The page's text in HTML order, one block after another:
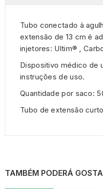
Tubo conectado à
extensão de 13 cm é
injetores: Ultim® ,
Dispositivo médico de
instruções de uso.
Quantidade por saco:
Tubo de extensão
TAMBÉM PODERÁ